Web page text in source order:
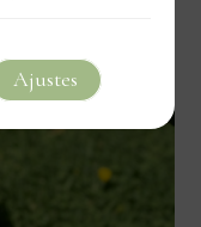
Ajustes